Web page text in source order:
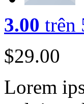
3.00 trên
$29.00
Lorem